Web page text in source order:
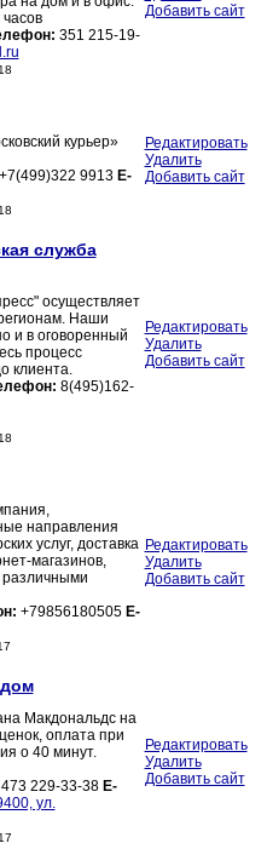
351 215-19-
Добавить сайт
курьер»
+7(499)322 9913 E-
Редактировать
Удалить
Добавить сайт
служба
осуществляет
Наши
и в оговоренный
процесс
клиента.
8(495)162-
Редактировать
Удалить
Добавить сайт
направления
услуг, доставка
магазинов,
различными
+79856180505 E-
Редактировать
Удалить
Добавить сайт
Макдональдс на
оплата при
о 40 минут.
473 229-33-38 E-
ул.
Редактировать
Удалить
Добавить сайт